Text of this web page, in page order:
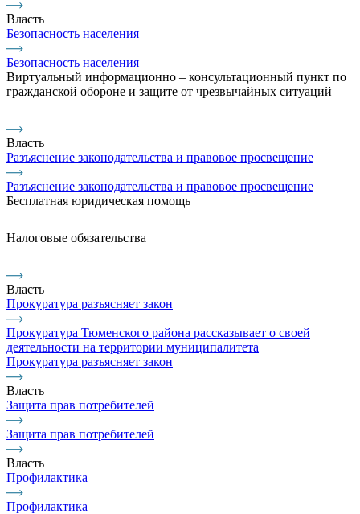
Власть
Безопасность населения
Безопасность населения
Виртуальный информационно – консультационный пункт по
гражданской обороне и защите от чрезвычайных ситуаций
Власть
Разъяснение законодательства и правовое просвещение
Разъяснение законодательства и правовое просвещение
Бесплатная юридическая помощь
Налоговые обязательства
Власть
Прокуратура разъясняет закон
Прокуратура Тюменского района рассказывает о своей
деятельности на территории муниципалитета
Прокуратура разъясняет закон
Власть
Защита прав потребителей
Защита прав потребителей
Власть
Профилактика
Профилактика